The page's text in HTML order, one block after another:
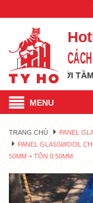
TỚI TẦM CAO
MENU
TRANG CHỦ
PANEL
PANEL GLASSWOOL
50MM + TÔN 0.50MM